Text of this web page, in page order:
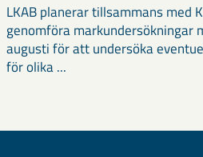
LKAB planerar tillsammans med
genomföra markundersökningar
augusti för att undersöka
för olika ...